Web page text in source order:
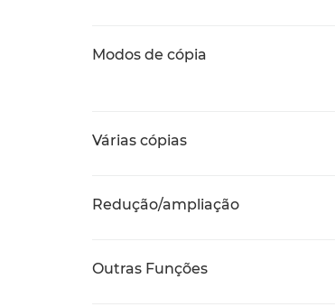
Modos de cópia
Várias cópias
Redução/ampliação
Outras Funções